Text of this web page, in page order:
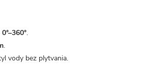
0°–360°.
.
vody bez plytvania.